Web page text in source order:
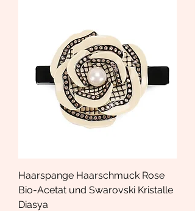
Haarspange Haarschmuck Rose
Bio-Acetat und Swarovski Kristalle
Diasya